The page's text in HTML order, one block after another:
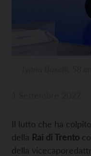
Il lutto che ha
della Rai di Trento
della